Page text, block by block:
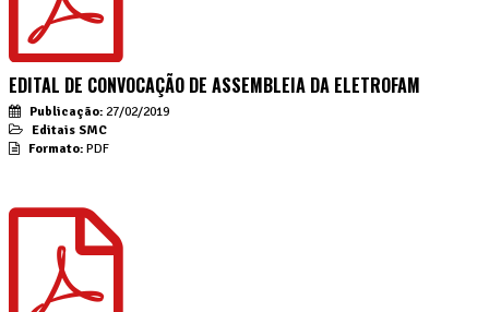
EDITAL DE CONVOCAÇÃO DE ASSEMBLEIA DA ELETROFAM
Publicação: 27/02/2019
Editais SMC
Formato: PDF